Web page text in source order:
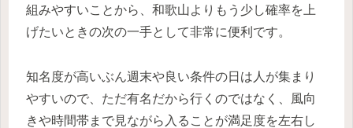
組みやすいことから、和歌山よりもう少し確率を上
げたいときの次の一手として非常に便利です。
知名度が高いぶん週末や良い条件の日は人が集まり
やすいので、ただ有名だから行くのではなく、風向
きや時間帯まで見ながら入ることが満足度を左右し